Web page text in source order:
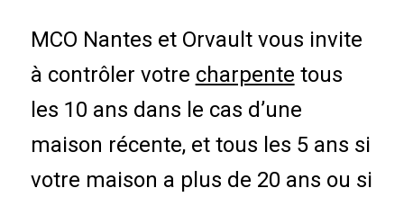
MCO Nantes et Orvault vous invite
à contrôler votre charpente tous
les 10 ans dans le cas d’une
maison récente, et tous les 5 ans si
votre maison a plus de 20 ans ou si